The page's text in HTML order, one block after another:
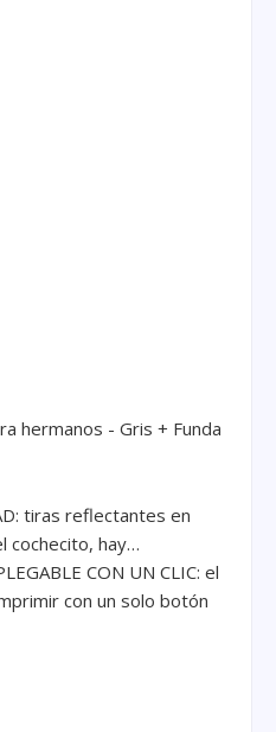
hermanos - Gris + Funda
tiras reflectantes en
cochecito, hay…
CON UN CLIC: el
con un solo botón